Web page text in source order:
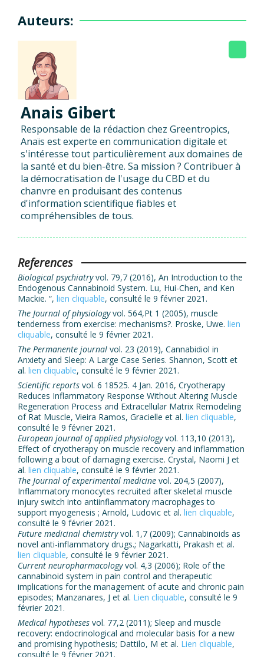
Auteurs:
Anais Gibert
Responsable de la rédaction chez Greentropics,
Anaïs est experte en communication digitale et
s'intéresse tout particulièrement aux domaines de
la santé et du bien-être. Sa mission ? Contribuer à
la démocratisation de l'usage du CBD et du
chanvre en produisant des contenus
d'information scientifique fiables et
compréhensibles de tous.
References
Biological psychiatryvol. 79,7 (2016), An Introduction to the
Endogenous Cannabinoid System. Lu, Hui-Chen, and Ken
Mackie. “, lien cliquable, consulté le 9 février 2021.
The Journal of physiologyvol. 564,Pt 1 (2005), muscle
tenderness from exercise: mechanisms?. Proske, Uwe. lien
cliquable, consulté le 9 février 2021.
The Permanente journal vol. 23 (2019), Cannabidiol in
Anxiety and Sleep: A Large Case Series. Shannon, Scott et
al. lien cliquable, consulté le 9 février 2021.
Scientific reports vol. 6 18525. 4 Jan. 2016, Cryotherapy
Reduces Inflammatory Response Without Altering Muscle
Regeneration Process and Extracellular Matrix Remodeling
of Rat Muscle, Vieira Ramos, Gracielle et al. lien cliquable,
consulté le 9 février 2021.
European journal of applied physiologyvol. 113,10 (2013),
Effect of cryotherapy on muscle recovery and inflammation
following a bout of damaging exercise. Crystal, Naomi J et
al. lien cliquable, consulté le 9 février 2021.
The Journal of experimental medicine vol. 204,5 (2007),
Inflammatory monocytes recruited after skeletal muscle
injury switch into antiinflammatory macrophages to
support myogenesis ; Arnold, Ludovic et al. lien cliquable,
consulté le 9 février 2021.
Future medicinal chemistryvol. 1,7 (2009); Cannabinoids as
novel anti-inflammatory drugs.; Nagarkatti, Prakash et al.
lien cliquable, consulté le 9 février 2021.
Current neuropharmacologyvol. 4,3 (2006); Role of the
cannabinoid system in pain control and therapeutic
implications for the management of acute and chronic pain
episodes; Manzanares, J et al. Lien cliquable, consulté le 9
février 2021.
Medical hypotheses vol. 77,2 (2011); Sleep and muscle
recovery: endocrinological and molecular basis for a new
and promising hypothesis; Dattilo, M et al. Lien cliquable,
consulté le 9 février 2021.